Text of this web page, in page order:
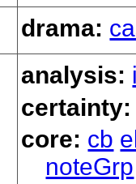
drama:
analysis:
certainty:
core: cb
noteGrp